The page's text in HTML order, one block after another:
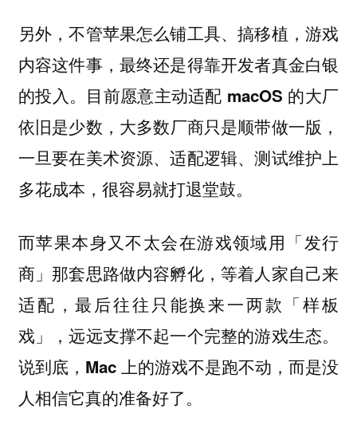
另外，不管苹果怎么铺工具、搞移植，游戏
内容这件事，最终还是得靠开发者真金白银
的投入。 目前愿意主动适配 macOS 的大厂
依旧是少数， 大多数厂商只是顺带做一版，
一旦要在美术资源、适配逻辑、测试维护上
多花成本，很容易就打退堂鼓。
而苹果本身又不太会在游戏领域用「发行
商」那套思路做内容孵化，等着人家自己来
适配，最后往往只能换来一两款「样板
戏」，远远支撑不起一个完整的游戏生态。
说到底， Mac 上的游戏不是跑不动，而是没
人相信它真的准备好了。